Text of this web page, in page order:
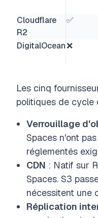
Cloudflare
R2
✅
DigitalOcean❌
Les cinq
politiques de cycle
Verrouillage
Spaces n'ont
réglementés
CDN : Natif sur
Spaces. S3
nécessitent une
Réplication